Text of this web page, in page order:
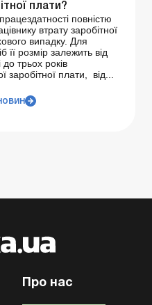
плати?
повністю
втрату заробітної
випадку. Для
її розмір залежить від
трьох років
заробітної плати, від...
Про нас